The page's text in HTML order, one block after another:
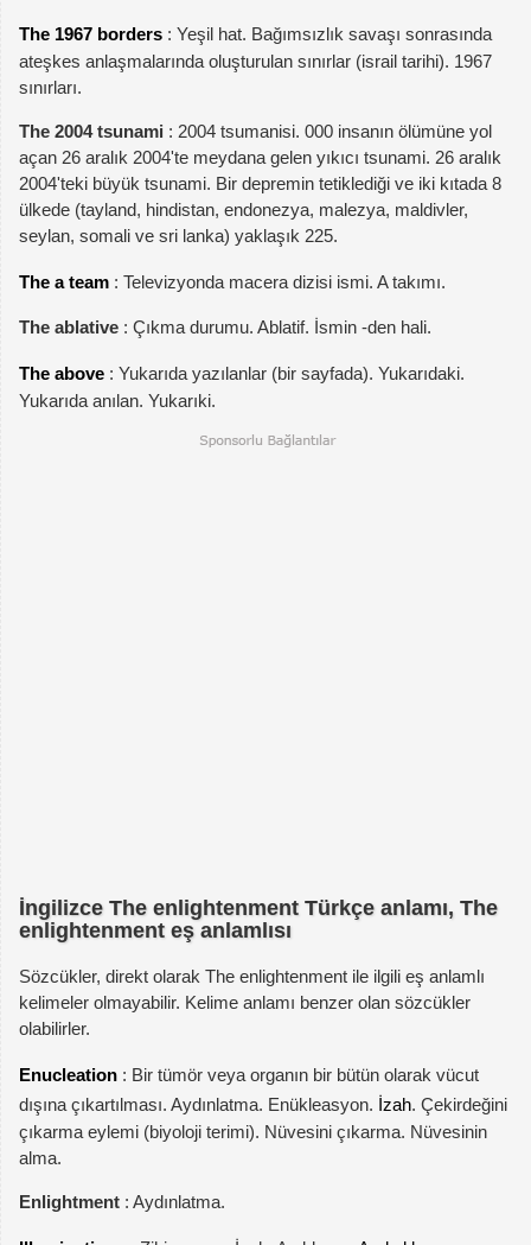
The 1967 borders : Yeşil hat. Bağımsızlık savaşı sonrasında
ateşkes anlaşmalarında oluşturulan sınırlar (israil tarihi). 1967
sınırları.
The 2004 tsunami : 2004 tsumanisi. 000 insanın ölümüne yol
açan 26 aralık 2004'te meydana gelen yıkıcı tsunami. 26 aralık
2004'teki büyük tsunami. Bir depremin tetiklediği ve iki kıtada 8
ülkede (tayland, hindistan, endonezya, malezya, maldivler,
seylan, somali ve sri lanka) yaklaşık 225.
The a team : Televizyonda macera dizisi ismi. A takımı.
The ablative : Çıkma durumu. Ablatif. İsmin -den hali.
The above : Yukarıda yazılanlar (bir sayfada). Yukarıdaki.
Yukarıda anılan. Yukarıki.
İngilizce The enlightenment Türkçe anlamı, The
enlightenment eş anlamlısı
Sözcükler, direkt olarak The enlightenment ile ilgili eş anlamlı
kelimeler olmayabilir. Kelime anlamı benzer olan sözcükler
olabilirler.
Enucleation : Bir tümör veya organın bir bütün olarak vücut
dışına çıkartılması. Aydınlatma. Enükleasyon. İzah. Çekirdeğini
çıkarma eylemi (biyoloji terimi). Nüvesini çıkarma. Nüvesinin
alma.
Enlightment : Aydınlatma.